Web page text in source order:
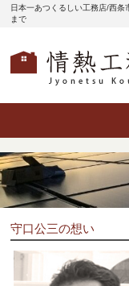
日本一あつくるしい工務店/西
まで
守口公三の想い